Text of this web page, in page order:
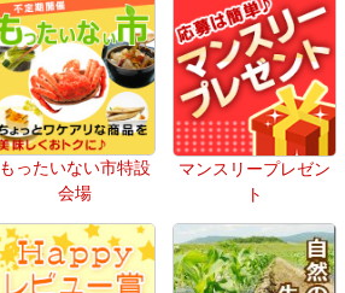
もったいない市特設
会場
マンスリープレゼン
ト